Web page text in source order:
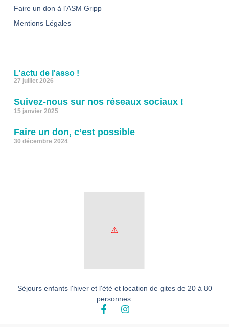
Séjours enfants l'hiver et l'été et location de gites de 20 à 80
personnes.
Faire un don à l’ASM Gripp
Mentions Légales
L'actu de l'asso !
27 juillet 2026
Suivez-nous sur nos réseaux sociaux !
15 janvier 2025
Faire un don, c’est possible
30 décembre 2024